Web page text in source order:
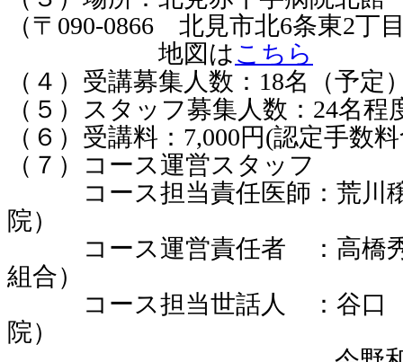
（〒090-0866 北見市北6条東2丁
地図はこちら
（４）受講募集人数：18名（予定
（５）スタッフ募集人数：24名程
（６）受講料：7,000円(認定手数
（７）コース運営スタッフ
コース担当責任医師：荒川穣
院）
コース運営責任者 ：高橋秀
組合）
コース担当世話人 ：谷口
院）